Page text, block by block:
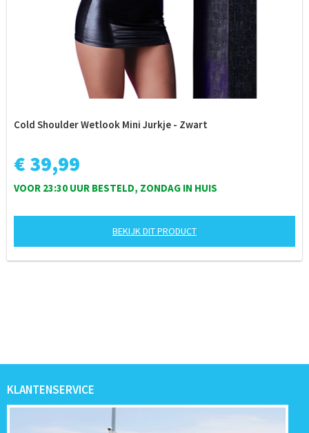
Cold Shoulder Wetlook Mini Jurkje - Zwart
€ 39,99
VOOR 23:30 UUR BESTELD, ZONDAG IN HUIS
BEKIJK DIT PRODUCT
KLANTENSERVICE